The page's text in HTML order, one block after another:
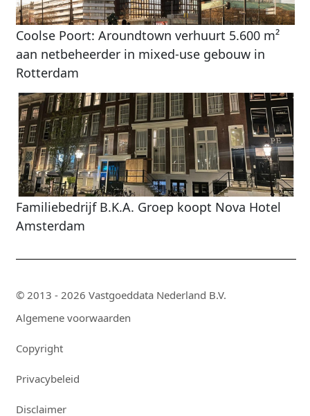
Coolse Poort: Aroundtown verhuurt 5.600 m²
aan netbeheerder in mixed-use gebouw in
Rotterdam
Familiebedrijf B.K.A. Groep koopt Nova Hotel
Amsterdam
© 2013 - 2026 Vastgoeddata Nederland B.V.
Algemene voorwaarden
Copyright
Privacybeleid
Disclaimer